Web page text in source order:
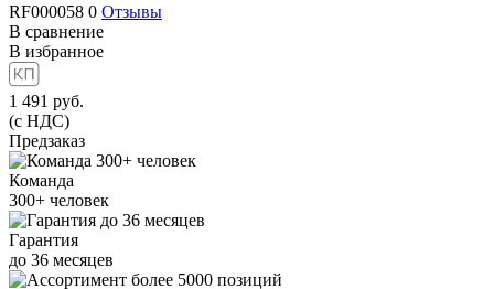
RF000058 0 Отзывы
В сравнение
В избранное
1 491 руб.
(с НДС)
Предзаказ
Команда
300+ человек
Гарантия
до 36 месяцев